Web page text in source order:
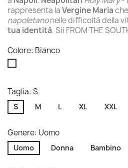
rappresenta laVergine Maria
napoletanonelle difficoltà della
tua identità. Sii FROM THE
Colore: Bianco
Taglia: S
S M L XL XXL
Genere: Uomo
Uomo Donna Bambino